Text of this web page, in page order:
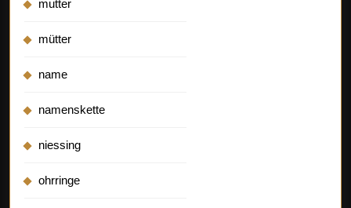
mutter
mütter
name
namenskette
niessing
ohrringe